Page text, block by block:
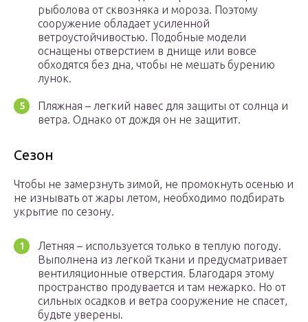
рыболова от сквозняка и мороза. Поэтому
сооружение обладает усиленной
ветроустойчивостью. Подобные модели
оснащены отверстием в днище или вовсе
обходятся без дна, чтобы не мешать бурению
лунок.
Пляжная – легкий навес для защиты от солнца и
ветра. Однако от дождя он не защитит.
Сезон
Чтобы не замерзнуть зимой, не промокнуть осенью и
не изнывать от жары летом, необходимо подбирать
укрытие по сезону.
Летняя – используется только в теплую погоду.
Выполнена из легкой ткани и предусматривает
вентиляционные отверстия. Благодаря этому
пространство продувается и там нежарко. Но от
сильных осадков и ветра сооружение не спасет,
будьте уверены.